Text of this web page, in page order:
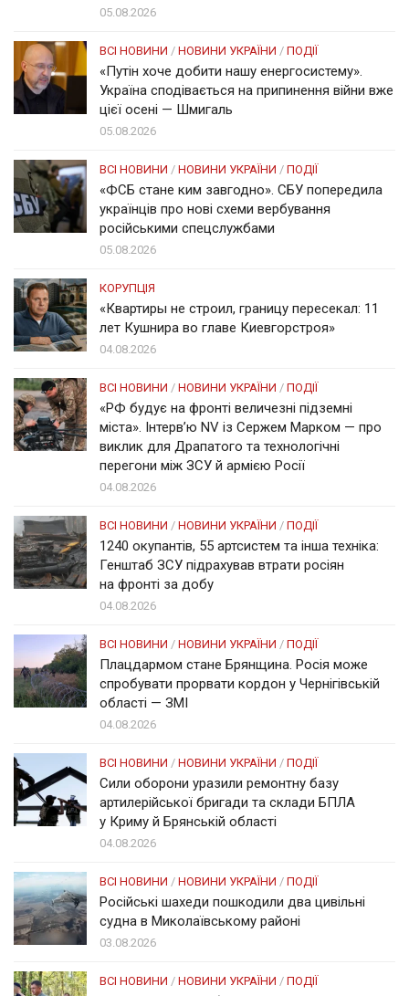
05.08.2026
ВСІ НОВИНИ / НОВИНИ УКРАЇНИ / ПОДІЇ
«Путін хоче добити нашу енергосистему».
Україна сподівається на припинення війни вже
цієї осені — Шмигаль
05.08.2026
ВСІ НОВИНИ / НОВИНИ УКРАЇНИ / ПОДІЇ
«ФСБ стане ким завгодно». СБУ попередила
українців про нові схеми вербування
російськими спецслужбами
05.08.2026
КОРУПЦІЯ
«Квартиры не строил, границу пересекал: 11
лет Кушнира во главе Киевгорстроя»
04.08.2026
ВСІ НОВИНИ / НОВИНИ УКРАЇНИ / ПОДІЇ
«РФ будує на фронті величезні підземні
міста». Інтерв’ю NV із Сержем Марком — про
виклик для Драпатого та технологічні
перегони між ЗСУ й армією Росії
04.08.2026
ВСІ НОВИНИ / НОВИНИ УКРАЇНИ / ПОДІЇ
1240 окупантів, 55 артсистем та інша техніка:
Генштаб ЗСУ підрахував втрати росіян
на фронті за добу
04.08.2026
ВСІ НОВИНИ / НОВИНИ УКРАЇНИ / ПОДІЇ
Плацдармом стане Брянщина. Росія може
спробувати прорвати кордон у Чернігівській
області — ЗМІ
04.08.2026
ВСІ НОВИНИ / НОВИНИ УКРАЇНИ / ПОДІЇ
Сили оборони уразили ремонтну базу
артилерійської бригади та склади БПЛА
у Криму й Брянській області
04.08.2026
ВСІ НОВИНИ / НОВИНИ УКРАЇНИ / ПОДІЇ
Російські шахеди пошкодили два цивільні
судна в Миколаївському районі
03.08.2026
ВСІ НОВИНИ / НОВИНИ УКРАЇНИ / ПОДІЇ